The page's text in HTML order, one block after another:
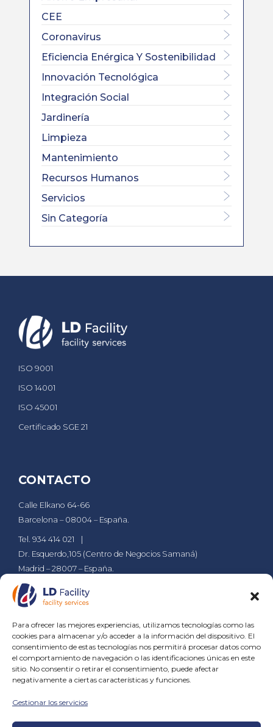
Para ofrecer las mejores experiencias, utilizamos tecnologías como las
cookies para almacenar y/o acceder a la información del dispositivo. El
consentimiento de estas tecnologías nos permitirá procesar datos como
el comportamiento de navegación o las identificaciones únicas en este
sitio. No consentir o retirar el consentimiento, puede afectar
negativamente a ciertas características y funciones.
Gestionar los servicios
CEE
Coronavirus
Eficiencia Enérgica Y Sostenibilidad
Innovación Tecnológica
Integración Social
Jardinería
Limpieza
Mantenimiento
Recursos Humanos
Servicios
Sin Categoría
ISO 9001
ISO 14001
ISO 45001
Certificado SGE 21
CONTACTO
Calle Elkano 64-66
Barcelona – 08004 – España.
Tel. 934 414 021
Dr. Esquerdo,105 (Centro de Negocios Samaná)
Madrid – 28007 – España.
Tel. 911 610 029
PÁGINAS
Empresa Compromiso Contacto Blog
SERVICIOS
Servicios de Jardinería
Servicios de Limpieza